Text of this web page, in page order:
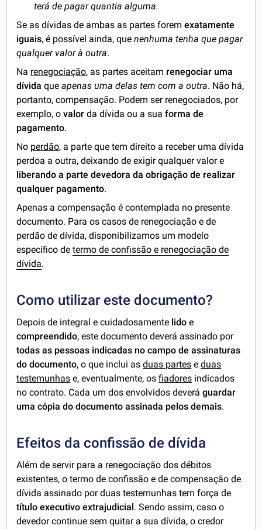
terá de pagar quantia alguma.
Se as dívidas de ambas as partes foremexatamente
iguais, é possível ainda, quenenhuma tenha que pagar
qualquer valor à outra.
Na renegociação, as partes aceitam renegociar uma
dívida queapenas uma delas tem com a outra. Não há,
portanto, compensação. Podem ser renegociados, por
exemplo, ovalor da dívida ou a suaforma de
pagamento.
No perdão, a parte que tem direito a receber uma dívida
perdoa a outra, deixando de exigir qualquer valor e
liberando a parte devedora da obrigação de realizar
qualquer pagamento.
Apenas a compensação é contemplada no presente
documento. Para os casos de renegociação e de
perdão de dívida, disponibilizamos um modelo
específico determo de confissão e renegociação de
dívida.
Como utilizar este documento?
Depois de integral e cuidadosamente lidoe
compreendido, este documento deverá assinado por
todas as pessoas indicadas no campo de assinaturas
do documento, o que inclui asduas partes eduas
testemunhas e, eventualmente, osfiadores indicados
no contrato. Cada um dos envolvidos deveráguardar
uma cópia do documento assinada pelos demais.
Efeitos da confissão de dívida
Além de servir para a renegociação dos débitos
existentes, o termo de confissão e de compensação de
dívida assinado por duas testemunhas tem força de
título executivo extrajudicial . Sendo assim, caso o
devedor continue sem quitar a sua dívida, o credor